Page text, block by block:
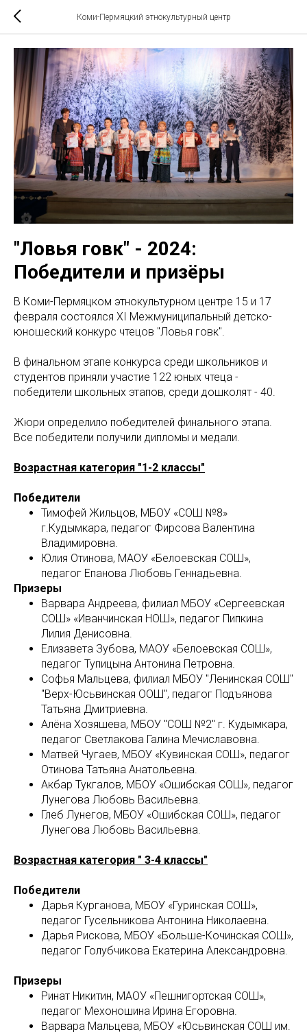
Коми-Пермяцкий этнокультурный центр
"Ловья говк" - 2024:
Победители и призёры
В Коми-Пермяцком этнокультурном центре 15 и 17
февраля состоялся XI Межмуниципальный детско-
юношеский конкурс чтецов "Ловья говк".
В финальном этапе конкурса среди школьников и
студентов приняли участие 122 юных чтеца -
победители школьных этапов, среди дошколят - 40.
Жюри определило победителей финального этапа.
Все победители получили дипломы и медали.
Возрастная категория "1-2 классы"
Победители
Тимофей Жильцов, МБОУ «СОШ №8»
г.Кудымкара, педагог Фирсова Валентина
Владимировна.
Юлия Отинова, МАОУ «Белоевская СОШ»,
педагог Епанова Любовь Геннадьевна.
Призеры
Варвара Андреева, филиал МБОУ «Сергеевская
СОШ» «Иванчинская НОШ», педагог Пипкина
Лилия Денисовна.
Елизавета Зубова, МАОУ «Белоевская СОШ»,
педагог Тупицына Антонина Петровна.
Софья Мальцева, филиал МБОУ "Ленинская СОШ"
"Верх-Юсьвинская ООШ", педагог Подъянова
Татьяна Дмитриевна.
Алёна Хозяшева, МБОУ "СОШ №2" г. Кудымкара,
педагог Светлакова Галина Мечиславовна.
Матвей Чугаев, МБОУ «Кувинская СОШ», педагог
Отинова Татьяна Анатольевна.
Акбар Тукгалов, МБОУ «Ошибская СОШ», педагог
Лунегова Любовь Васильевна.
Глеб Лунегов, МБОУ «Ошибская СОШ», педагог
Лунегова Любовь Васильевна.
Возрастная категория " 3-4 классы"
Победители
Дарья Курганова, МБОУ «Гуринская СОШ»,
педагог Гусельникова Антонина Николаевна.
Дарья Рискова, МБОУ «Больше-Кочинская СОШ»,
педагог Голубчикова Екатерина Александровна.
Призеры
Ринат Никитин, МАОУ «Пешнигортская СОШ»,
педагог Мехоношина Ирина Егоровна.
Варвара Мальцева, МБОУ «Юсьвинская СОШ им.